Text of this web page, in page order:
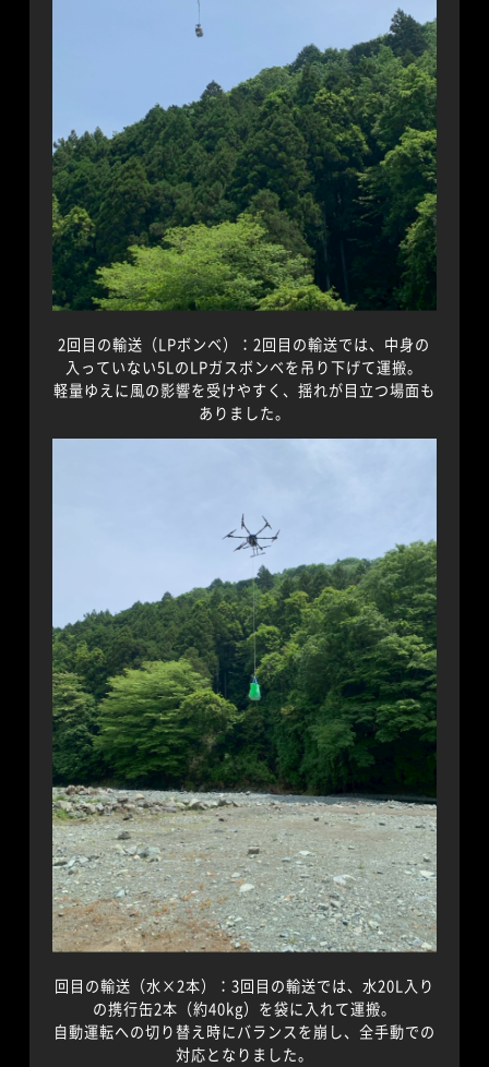
2回目の輸送（LPボンベ）：2回目の輸送では、中身の
入っていない5LのLPガスボンベを吊り下げて運搬。
軽量ゆえに風の影響を受けやすく、揺れが目立つ場面も
ありました。
回目の輸送（水×2本）：3回目の輸送では、水20L入り
の携行缶2本（約40kg）を袋に入れて運搬。
自動運転への切り替え時にバランスを崩し、全手動での
対応となりました。